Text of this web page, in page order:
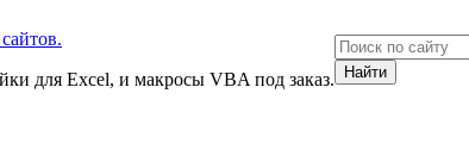
для Excel, и макросы VBA под заказ.